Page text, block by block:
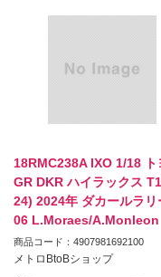
18RMC238A IXO 1/18 ト
GR DKR ハイラックス
24) 2024年 ダカールラリ
06 L.Moraes/A.Monleon
商品コード：4907981692100
メトロBtoBショップ